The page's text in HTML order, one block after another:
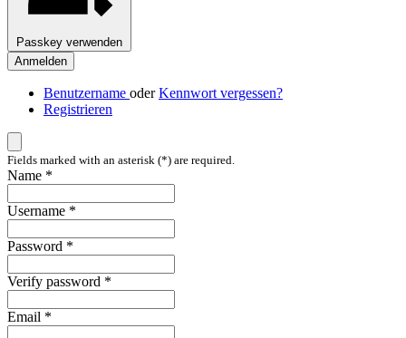
Passkey verwenden
Anmelden
Benutzername oderKennwort vergessen?
Registrieren
Fields marked with an asterisk (*) are required.
Name *
Username *
Password *
Verify password *
Email *